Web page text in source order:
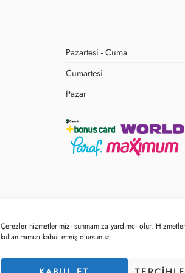
Çerezler hizmetlerimizi sunmamıza yardımcı olur.
kullanımımızı kabul etmiş olursunuz.
Pazartesi - Cuma
Cumartesi
Pazar